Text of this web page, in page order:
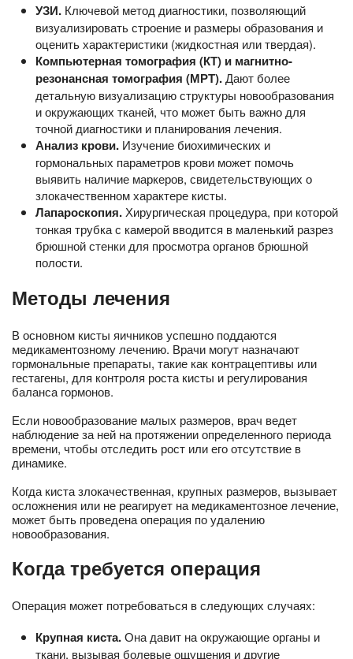
УЗИ. Ключевой метод диагностики, позволяющий
визуализировать строение и размеры образования и
оценить характеристики (жидкостная или твердая).
Компьютерная томография (КТ) и магнитно-
резонансная томография (МРТ).Дают более
детальную визуализацию структуры новообразования
и окружающих тканей, что может быть важно для
точной диагностики и планирования лечения.
Анализ крови. Изучение биохимических и
гормональных параметров крови может помочь
выявить наличие маркеров, свидетельствующих о
злокачественном характере кисты.
Лапароскопия. Хирургическая процедура, при которой
тонкая трубка с камерой вводится в маленький разрез
брюшной стенки для просмотра органов брюшной
полости.
Методы лечения
В основном кисты яичников успешно поддаются
медикаментозному лечению. Врачи могут назначают
гормональные препараты, такие как контрацептивы или
гестагены, для контроля роста кисты и регулирования
баланса гормонов.
Если новообразование малых размеров, врач ведет
наблюдение за ней на протяжении определенного периода
времени, чтобы отследить рост или его отсутствие в
динамике.
Когда киста злокачественная, крупных размеров, вызывает
осложнения или не реагирует на медикаментозное лечение,
может быть проведена операция по удалению
новообразования.
Когда требуется операция
Операция может потребоваться в следующих случаях:
Крупная киста.Она давит на окружающие органы и
ткани, вызывая болевые ощущения и другие